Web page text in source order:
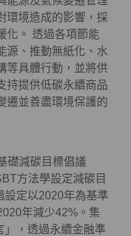
環境造成的影響，採
化。 透過各項節能
源、推動無紙化、水
等具體行動，並將供
持提供低碳永續商品
遷並善盡環境保護的
礎減碳目標倡議
方法學設定減碳目
設定以2020年為基準
年減少42%。集
」，透過永續金融準